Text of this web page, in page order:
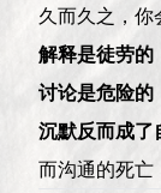
久而久之，你
解释是徒劳的
讨论是危险的
沉默反而成了
而沟通的死亡